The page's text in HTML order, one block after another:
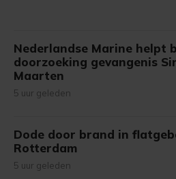
Nederlandse Marine helpt
doorzoeking gevangenis
Maarten
5 uur geleden
Dode door brand in
Rotterdam
5 uur geleden